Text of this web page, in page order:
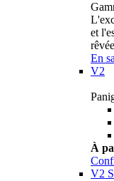
et
En
V2
À
V2 S